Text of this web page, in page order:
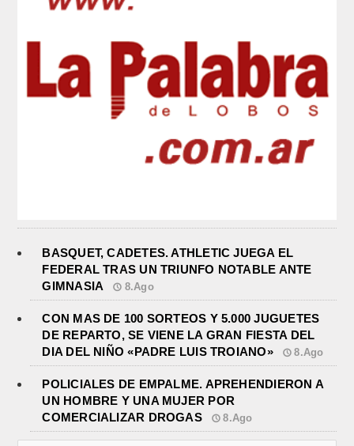
BASQUET, CADETES. ATHLETIC JUEGA EL
FEDERAL TRAS UN TRIUNFO NOTABLE ANTE
GIMNASIA
8.Ago
CON MAS DE 100 SORTEOS Y 5.000 JUGUETES
DE REPARTO, SE VIENE LA GRAN FIESTA DEL
DIA DEL NIÑO «PADRE LUIS TROIANO»
8.Ago
POLICIALES DE EMPALME. APREHENDIERON A
UN HOMBRE Y UNA MUJER POR
COMERCIALIZAR DROGAS
8.Ago